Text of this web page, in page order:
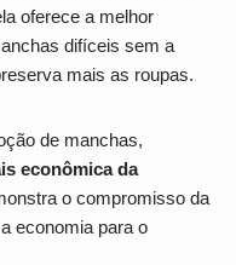
oferece a melhor
difíceis sem a
mais as roupas.
de manchas,
econômica da
o compromisso da
economia para o